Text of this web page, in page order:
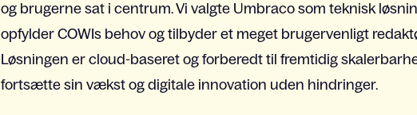
og brugerne sat i centrum. Vi valgte Umbraco som teknisk
opfylder COWIs behov og tilbyder et meget brugervenligt
Løsningen er cloud-baseret og forberedt til fremtidig
fortsætte sin vækst og digitale innovation uden hindringer.